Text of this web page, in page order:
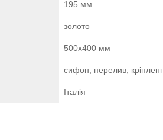
195 мм
золото
500х400 мм
сифон, перелив,
Італія